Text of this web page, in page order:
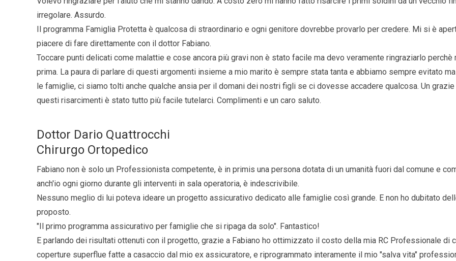
irregolare. Assurdo.
Il programma Famiglia Protetta è qualcosa di straordinario e ogni genitore dovrebbe provarlo per credere. Mi si è
piacere di fare direttamente con il dottor Fabiano.
Toccare punti delicati come malattie e cose ancora più gravi non è stato facile ma devo veramente ringraziarlo
prima. La paura di parlare di questi argomenti insieme a mio marito è sempre stata tanta e abbiamo sempre evitato
le famiglie, ci siamo tolti anche qualche ansia per il domani dei nostri figli se ci dovesse accadere qualcosa. Un
questi risarcimenti è stato tutto più facile tutelarci. Complimenti e un caro saluto.
Dottor Dario Quattrocchi
Chirurgo Ortopedico
Fabiano non è solo un Professionista competente, è in primis una persona dotata di un umanità fuori dal comune e
anch'io ogni giorno durante gli interventi in sala operatoria, è indescrivibile.
Nessuno meglio di lui poteva ideare un progetto assicurativo dedicato alle famiglie così grande. E non ho dubitato
proposto.
"Il primo programma assicurativo per famiglie che si ripaga da solo". Fantastico!
E parlando dei risultati ottenuti con il progetto, grazie a Fabiano ho ottimizzato il costo della mia RC Professionale di
coperture superflue fatte a casaccio dal mio ex assicuratore, e riprogrammato interamente il mio "salva vita"